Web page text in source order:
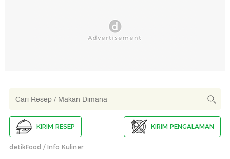
KIRIM RESEP KIRIM PENGALAMAN
detikFood Info Kuliner